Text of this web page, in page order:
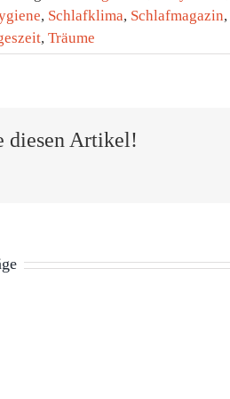
, Schlafklima, Schlafmagazin,
, Träume
diesen Artikel!
des